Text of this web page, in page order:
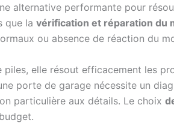
alternative performante pour
que la vérification et réparation du
ou absence de réaction du
elle résout efficacement les
porte de garage nécessite un
particulière aux détails. Le choix